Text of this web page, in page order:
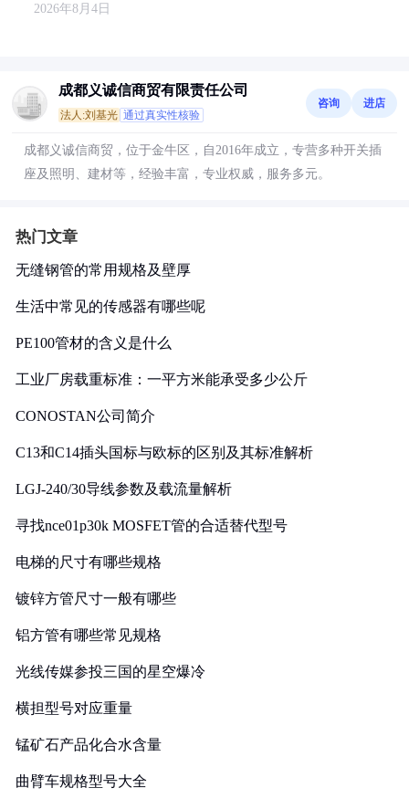
2026年8月4日
成都义诚信商贸有限责任公司
法人:刘基光 通过真实性核验
咨询 进店
成都义诚信商贸，位于金牛区，自2016年成立，专营多种开关插
座及照明、建材等，经验丰富，专业权威，服务多元。
热门文章
无缝钢管的常用规格及壁厚
生活中常见的传感器有哪些呢
PE100管材的含义是什么
工业厂房载重标准：一平方米能承受多少公斤
CONOSTAN公司简介
C13和C14插头国标与欧标的区别及其标准解析
LGJ-240/30导线参数及载流量解析
寻找nce01p30k MOSFET管的合适替代型号
电梯的尺寸有哪些规格
镀锌方管尺寸一般有哪些
铝方管有哪些常见规格
光线传媒参投三国的星空爆冷
横担型号对应重量
锰矿石产品化合水含量
曲臂车规格型号大全